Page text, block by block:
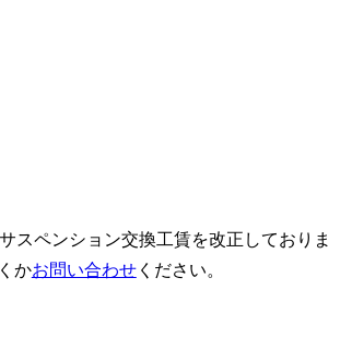
スペンション交換工賃を改正しておりま
かお問い合わせください。